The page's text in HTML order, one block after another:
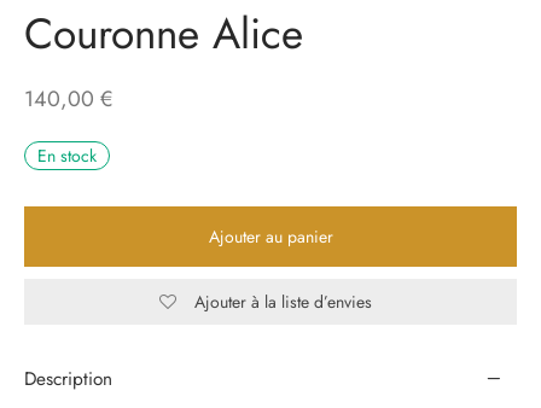
Couronne Alice
140,00 €
En stock
Ajouter au panier
Ajouter à la liste d’envies
Description